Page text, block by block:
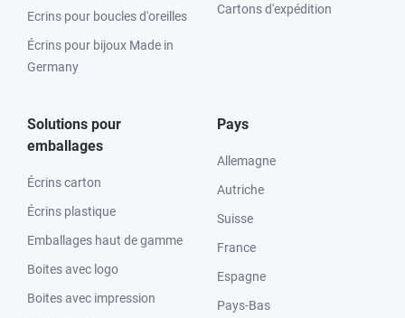
Ecrins pour boucles d'oreilles
Écrins pour bijoux Made in
Germany
Cartons d'expédition
Solutions pour
emballages
Écrins carton
Écrins plastique
Emballages haut de gamme
Boites avec logo
Boites avec impression
Pays
Allemagne
Autriche
Suisse
France
Espagne
Pays-Bas